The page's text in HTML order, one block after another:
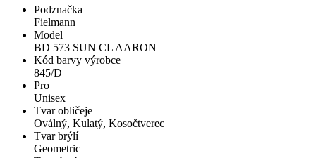
Podznačka
Fielmann
Model
BD 573 SUN CL AARON
Kód barvy výrobce
845/D
Pro
Unisex
Tvar obličeje
Oválný, Kulatý, Kosočtverec
Tvar brýlí
Geometric